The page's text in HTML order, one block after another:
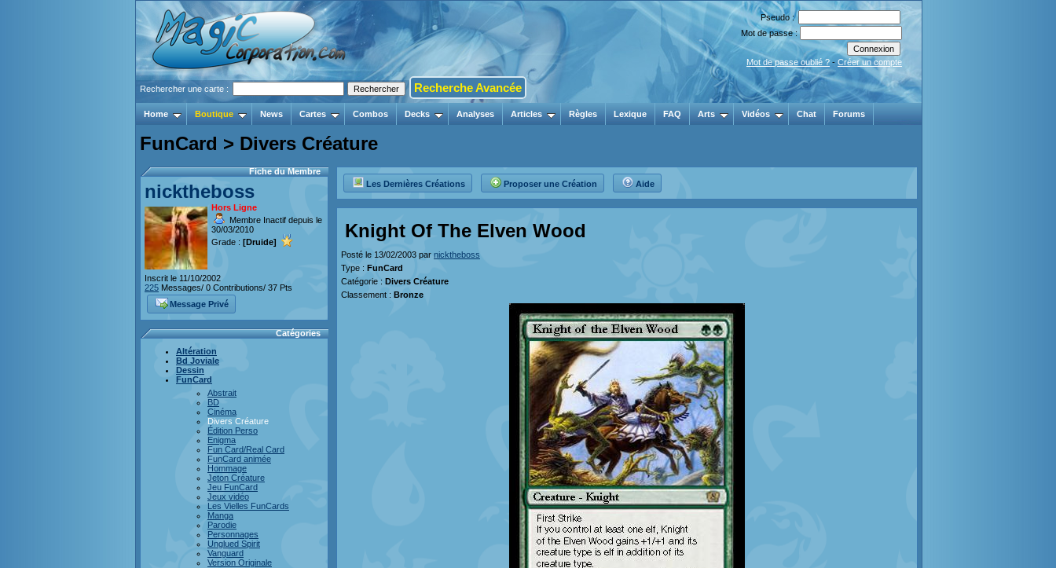
Pseudo :
Mot de passe :
Mot de passe oublié ? - Créer un compte
Rechercher une carte : Recherche Avancée
Home Boutique News Cartes Combos Decks Analyses Articles Règles Lexique FAQ Arts Vidéos Chat Forums
FunCard > Divers Créature
Fiche du Membre
nicktheboss
Hors Ligne
Membre Inactif depuis le
30/03/2010
Grade : [Druide]
Inscrit le 11/10/2002
225 Messages/ 0 Contributions/ 37 Pts
Message Privé
Catégories
Altération
Bd Joviale
Dessin
FunCard
Abstrait
BD
Cinéma
Divers Créature
Édition Perso
Enigma
Fun Card/Real Card
FunCard animée
Hommage
Jeton Créature
Jeu FunCard
Jeux vidéo
Les Vielles FunCards
Manga
Parodie
Personnages
Unglued Spirit
Vanguard
Version Originale
Les Dernières Créations Proposer une Création Aide
Knight Of The Elven Wood
Posté le 13/02/2003 par nicktheboss
Type : FunCard
Catégorie : Divers Créature
Classement : Bronze